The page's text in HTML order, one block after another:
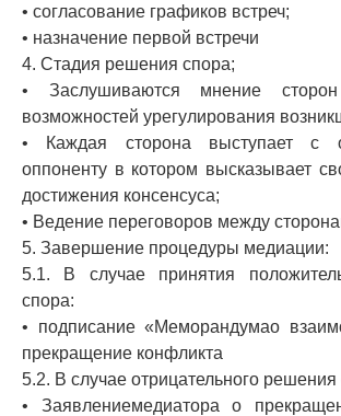
• согласование графиков встреч;
• назначение первой встречи
4. Стадия решения спора;
• Заслушиваются мнение сторон
возможностей урегулирования
• Каждая сторона выступает с
оппоненту в котором высказывает
достижения консенсуса;
• Ведение переговоров между
5. Завершение процедуры медиации:
5.1. В случае принятия
спора:
• подписание «Меморандумао
прекращение конфликта
5.2. В случае отрицательного решения
• Заявлениемедиатора о